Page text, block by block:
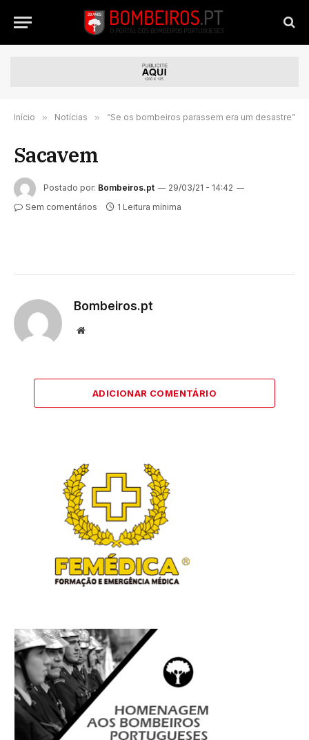
Início » Notícias » “Se os bombeiros parassem era um desastre”
Sacavem
Postado por: Bombeiros.pt
29/03/21 - 14:42
Sem comentários
1 Leitura mínima
Bombeiros.pt
Website
ADICIONAR COMENTÁRIO